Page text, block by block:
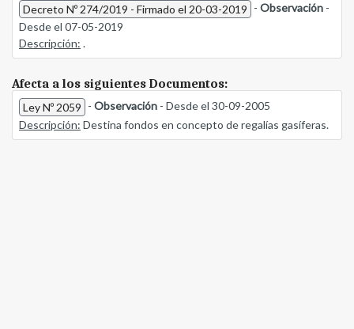
Decreto Nº 274/2019 - Firmado el 20-03-2019 - Observación -
Desde el 07-05-2019
Descripción: .
Afecta a los siguientes Documentos:
Ley Nº 2059 - Observación - Desde el 30-09-2005
Descripción: Destina fondos en concepto de regalías gasíferas.